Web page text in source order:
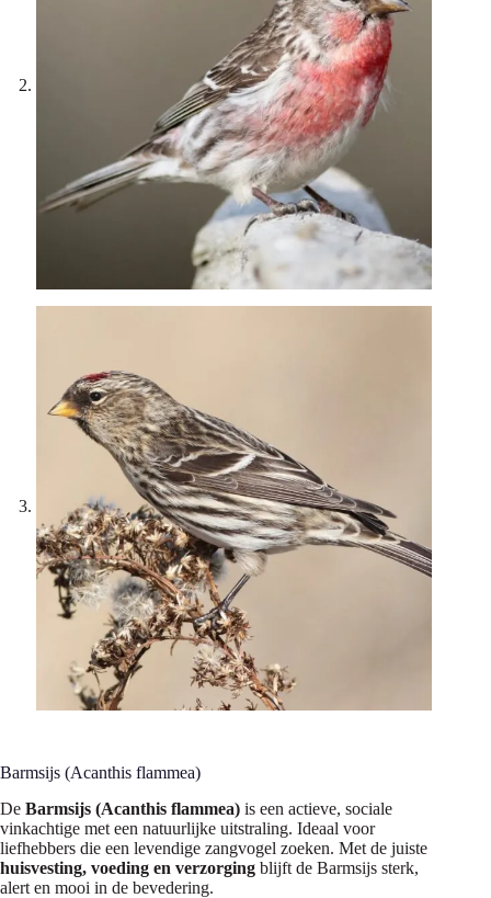
Barmsijs (Acanthis flammea)
De Barmsijs (Acanthis flammea) is een actieve, sociale
vinkachtige met een natuurlijke uitstraling. Ideaal voor
liefhebbers die een levendige zangvogel zoeken. Met de juiste
huisvesting, voeding en verzorging blijft de Barmsijs sterk,
alert en mooi in de bevedering.